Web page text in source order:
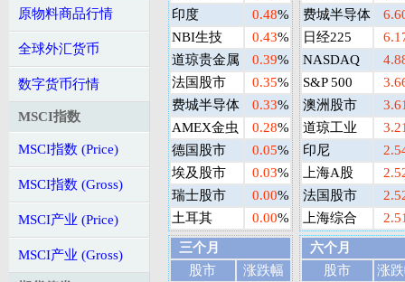
原物料商品行情
全球外汇货币
数字货币行情
MSCI指数
MSCI指数 (Price)
MSCI指数 (Gross)
MSCI产业 (Price)
MSCI产业 (Gross)
印度
0.48%
NBI生技
0.43%
道琼贵金属
0.39%
法国股市
0.35%
费城半导体
0.33%
AMEX金虫
0.28%
德国股市
0.05%
埃及股市
0.03%
瑞士股市
0.00%
土耳其
0.00%
费城半导体
日经225
NASDAQ
S&P 500
澳洲股市
道琼工业
印尼
上海A股
法国股市
上海综合
三个月
股市
涨跌幅
六个月
股市
涨